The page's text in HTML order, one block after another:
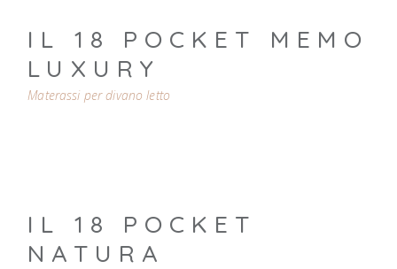
IL 18 POCKET MEMO
LUXURY
Materassi per divano letto
IL 18 POCKET
NATURA